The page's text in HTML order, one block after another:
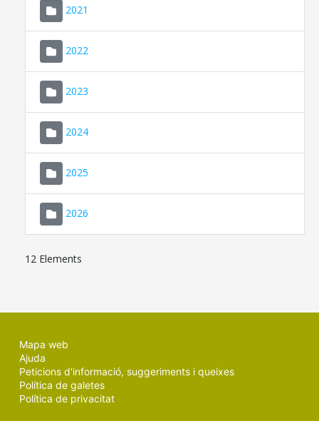
2021
2022
2023
2024
2025
2026
12 Elements
Mapa web
Ajuda
Peticions d'informació, suggeriments i queixes
Política de galetes
Política de privacitat